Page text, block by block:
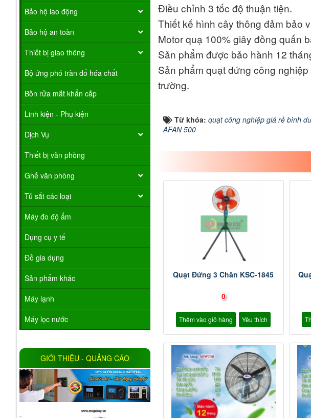
Điều chỉnh 3 tốc độ thuận tiện.
Thiết kế hình cây thông đảm bảo
Motor quạ 100% giây đồng quấn
Sản phẩm được bảo hành 12
Sản phẩm quạt đứng công
trường.
Từ khóa:quạt công nghiệp giá rẻ bình
AFAN 500
Quạt Đứng 3 Chân KSC-1845
0
Thêm vào giỏ hàng Yêu thích
Bảo hộ lao động
Bảo hộ an toàn
Thiết bị giao thông
Bộ ứng phó tràn đổ hóa chất
Bồn rửa mắt khẩn cấp
Linh kiện - Phụ kiện
Dịch Vụ
Thiết bị văn phòng
Ghế văn phòng
Tủ sắt các loại
Máy đo độ ẩm
Dụng cụ y tế
Đồ gia dụng
Sản phẩm khác
Máy lạnh
Máy lọc nước
GIỚI THIỆU - QUẢNG CÁO